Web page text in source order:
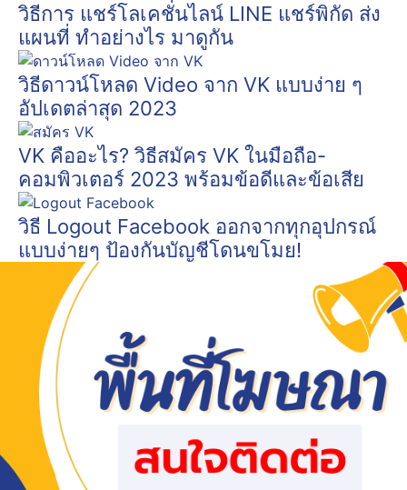
วิธีการ แชร์โลเคชั่นไลน์ LINE แชร์พิกัด ส่ง
แผนที่ ทำอย่างไร มาดูกัน
วิธีดาวน์โหลด Video จาก VK แบบง่าย ๆ
อัปเดตล่าสุด 2023
VK คืออะไร? วิธีสมัคร VK ในมือถือ-
คอมพิวเตอร์ 2023 พร้อมข้อดีและข้อเสีย
วิธี Logout Facebook ออกจากทุกอุปกรณ์
แบบง่ายๆ ป้องกันบัญชีโดนขโมย!